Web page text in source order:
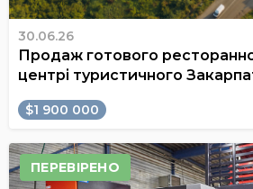
30.06.26
Продаж готового
центрі туристичного
$1 900 000
ПЕРЕВІРЕНО